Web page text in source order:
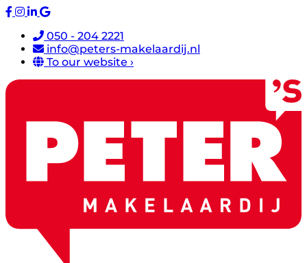
050 - 204 2221
info@peters-makelaardij.nl
To our website ›